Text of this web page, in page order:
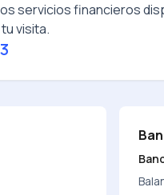
servicios financieros
visita.